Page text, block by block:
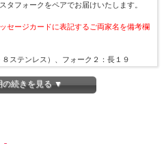
タフォークをペアでお届けいたします。
セージカードに表記するご両家名を備考欄
ステンレス）、フォーク２：長１９
続きを見る ▼